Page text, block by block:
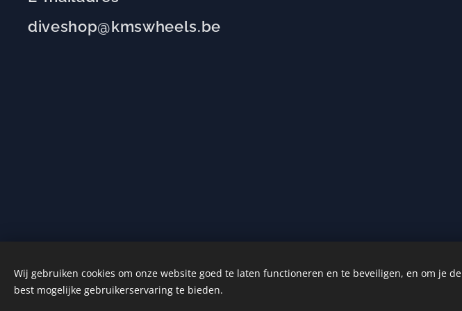
diveshop@kmswheels.be
Wij gebruiken cookies om onze website goed te laten functioneren en te beveiligen, en om je de
best mogelijke gebruikerservaring te bieden.